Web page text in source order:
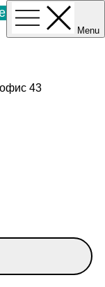
№1
43
Menu